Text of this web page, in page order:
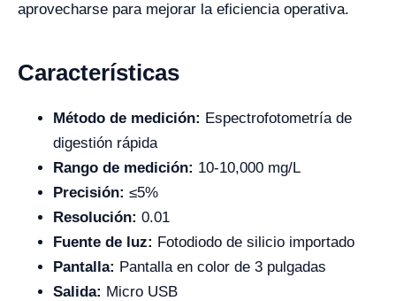
aprovecharse para mejorar la eficiencia operativa.
Características
Método de medición: Espectrofotometría de
digestión rápida
Rango de medición: 10-10,000 mg/L
Precisión: ≤5%
Resolución: 0.01
Fuente de luz: Fotodiodo de silicio importado
Pantalla: Pantalla en color de 3 pulgadas
Salida: Micro USB